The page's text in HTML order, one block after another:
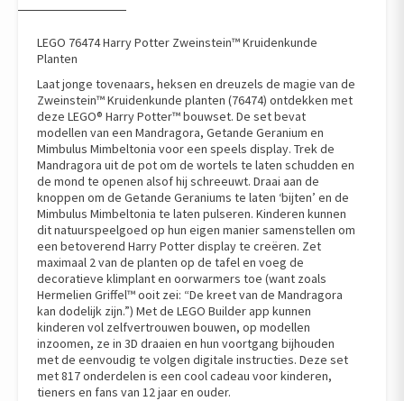
LEGO 76474 Harry Potter Zweinstein™ Kruidenkunde
Planten
Laat jonge tovenaars, heksen en dreuzels de magie van de
Zweinstein™ Kruidenkunde planten (76474) ontdekken met
deze LEGO® Harry Potter™ bouwset. De set bevat
modellen van een Mandragora, Getande Geranium en
Mimbulus Mimbeltonia voor een speels display. Trek de
Mandragora uit de pot om de wortels te laten schudden en
de mond te openen alsof hij schreeuwt. Draai aan de
knoppen om de Getande Geraniums te laten ‘bijten’ en de
Mimbulus Mimbeltonia te laten pulseren. Kinderen kunnen
dit natuurspeelgoed op hun eigen manier samenstellen om
een betoverend Harry Potter display te creëren. Zet
maximaal 2 van de planten op de tafel en voeg de
decoratieve klimplant en oorwarmers toe (want zoals
Hermelien Griffel™ ooit zei: “De kreet van de Mandragora
kan dodelijk zijn.”) Met de LEGO Builder app kunnen
kinderen vol zelfvertrouwen bouwen, op modellen
inzoomen, ze in 3D draaien en hun voortgang bijhouden
met de eenvoudig te volgen digitale instructies. Deze set
met 817 onderdelen is een cool cadeau voor kinderen,
tieners en fans van 12 jaar en ouder.